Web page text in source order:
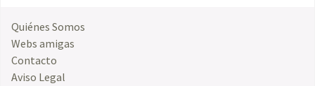
Quiénes Somos
Webs amigas
Contacto
Aviso Legal